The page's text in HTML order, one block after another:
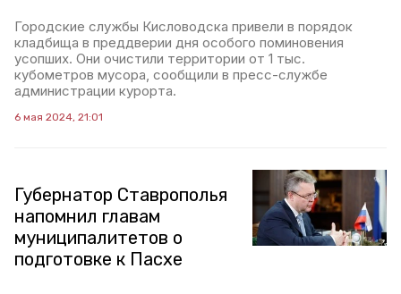
Городские службы Кисловодска привели в порядок
кладбища в преддверии дня особого поминовения
усопших. Они очистили территории от 1 тыс.
кубометров мусора, сообщили в пресс-службе
администрации курорта.
6 мая 2024, 21:01
Губернатор Ставрополья
напомнил главам
муниципалитетов о
подготовке к Пасхе